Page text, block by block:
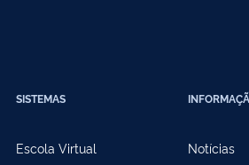
SISTEMAS
Escola Virtual Notícias